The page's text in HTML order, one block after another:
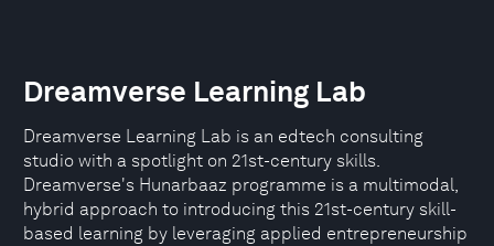
Dreamverse Learning Lab
Dreamverse Learning Lab is an edtech consulting
studio with a spotlight on 21st-century skills.
Dreamverse's Hunarbaaz programme is a multimodal,
hybrid approach to introducing this 21st-century skill-
based learning by leveraging applied entrepreneurship